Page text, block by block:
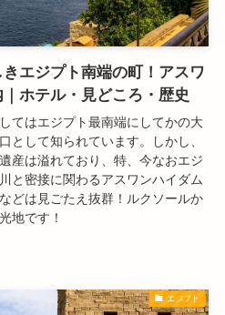
エジプト南端の町！アスワ
ホテル・見どころ・歴史
てはエジプト最南端にしてかの大
として知られています。しかし、
産は溢れており、特、今なおエジ
と密接に関わるアスワンハイダム
どは見ごたえ抜群！ルクソールか
地です！
エジプト